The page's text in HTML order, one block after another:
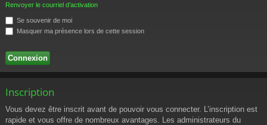
Renvoyer le courriel d’activation
Se souvenir de moi
Masquer ma présence lors de cette session
Inscription
Vous devez être inscrit avant de pouvoir vous connecter. L’inscription est
rapide et vous offre de nombreux avantages. Les administrateurs du